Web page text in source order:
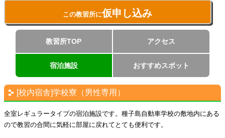
この教習所に仮申し込み
教習所TOP アクセス
宿泊施設 おすすめスポット
[校内宿舎]学校寮（男性専用）
全室レギュラータイプの宿泊施設です。種子島自動車学校の敷地内にある
ので教習の合間に気軽に部屋に戻れてとても便利です。